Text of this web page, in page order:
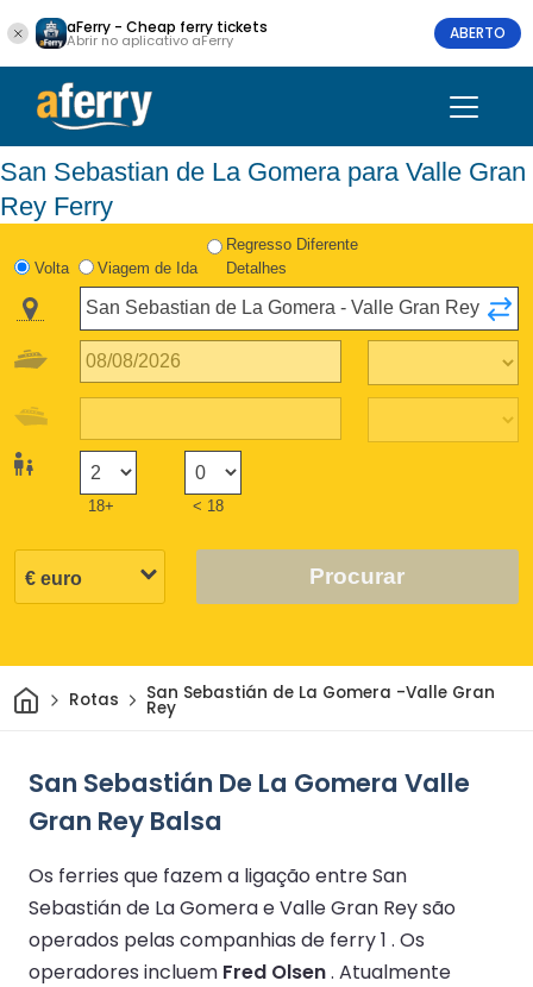
aFerry - Cheap ferry tickets
Abrir no aplicativo aFerry ABERTO
San Sebastian de La Gomera para Valle Gran
Rey Ferry
Volta Viagem de Ida
Regresso Diferente
Detalhes
18+ < 18
Procurar
CasaRotas San Sebastián de La Gomera -Valle Gran
Rey
San Sebastián De La Gomera Valle
Gran Rey Balsa
Os ferries que fazem a ligação entre San
Sebastián de La Gomera e Valle Gran Rey são
operados pelas companhias de ferry 1 . Os
operadores incluem Fred Olsen. Atualmente